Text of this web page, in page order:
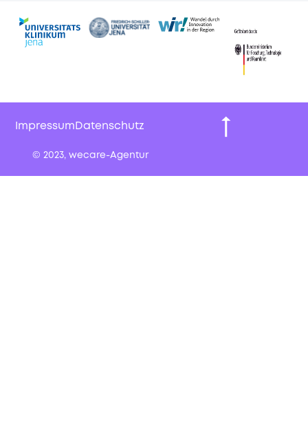
Impressum Datenschutz
© 2023, wecare-Agentur